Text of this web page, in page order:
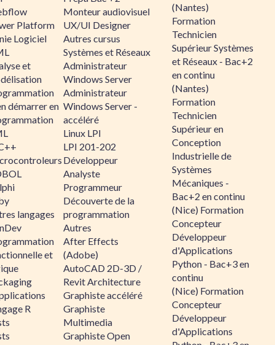
Platform
Logiciel
et
démarrer en
langages
et
R
Monteur audiovisuel
UX/UI Designer
Autres cursus
Systèmes et Réseaux
Administrateur
Windows Server
Administrateur
Windows Server -
accéléré
Linux LPI
LPI 201-202
Développeur
Analyste
Programmeur
Découverte de la
programmation
Autres
After Effects
(Adobe)
AutoCAD 2D-3D /
Revit Architecture
Graphiste accéléré
Graphiste
Multimedia
Graphiste Open
(Nantes)
Formation
Technicien
Supérieur Systèmes
et Réseaux - Bac+2
en continu
(Nantes)
Formation
Technicien
Supérieur en
Conception
Industrielle de
Systèmes
Mécaniques -
Bac+2 en continu
(Nice) Formation
Concepteur
Développeur
d'Applications
Python - Bac+3 en
continu
(Nice) Formation
Concepteur
Développeur
d'Applications